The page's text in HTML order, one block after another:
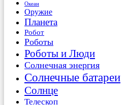
Океан
Оружие
Планета
Робот
Роботы
Роботы и Люди
Солнечная энергия
Солнечные батареи
Солнце
Телескоп